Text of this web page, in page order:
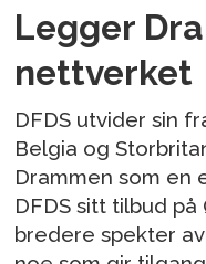
Legger
nettverket
DFDS utvider sin
Belgia og
Drammen som en
DFDS sitt tilbud
bredere spekter